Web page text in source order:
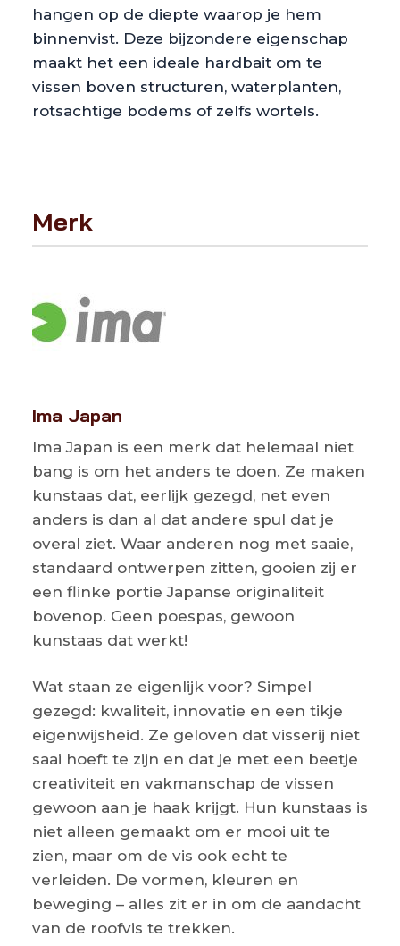
hangen op de diepte waarop je hem
binnenvist. Deze bijzondere eigenschap
maakt het een ideale hardbait om te
vissen boven structuren, waterplanten,
rotsachtige bodems of zelfs wortels.
Merk
Ima Japan
Ima Japan is een merk dat helemaal niet
bang is om het anders te doen. Ze maken
kunstaas dat, eerlijk gezegd, net even
anders is dan al dat andere spul dat je
overal ziet. Waar anderen nog met saaie,
standaard ontwerpen zitten, gooien zij er
een flinke portie Japanse originaliteit
bovenop. Geen poespas, gewoon
kunstaas dat werkt!
Wat staan ze eigenlijk voor? Simpel
gezegd: kwaliteit, innovatie en een tikje
eigenwijsheid. Ze geloven dat visserij niet
saai hoeft te zijn en dat je met een beetje
creativiteit en vakmanschap de vissen
gewoon aan je haak krijgt. Hun kunstaas is
niet alleen gemaakt om er mooi uit te
zien, maar om de vis ook echt te
verleiden. De vormen, kleuren en
beweging – alles zit er in om de aandacht
van de roofvis te trekken.